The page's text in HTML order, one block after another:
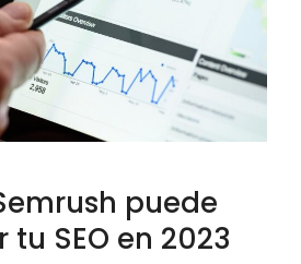
puede
SEO en 2023